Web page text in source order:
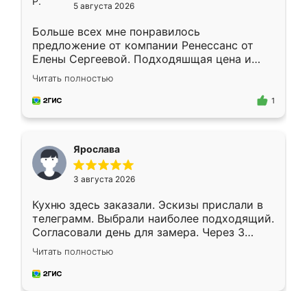
5 августа 2026
Больше всех мне понравилось
предложение от компании Ренессанс от
Елены Сергеевой. Подходяшщая цена и
короткие сроки изготовления. Приехавший
для замера сотрудник Владислав
предложил по моему эскизу самый
Читать полностью
1
Ярослава
3 августа 2026
Кухню здесь заказали. Эскизы прислали в
телеграмм. Выбрали наиболее подходящий.
Согласовали день для замера. Через 3
недели кухня была уже готова. Остались
довольны работой. Спасибо Ренессанс
мебель за качественную работу!
Читать полностью